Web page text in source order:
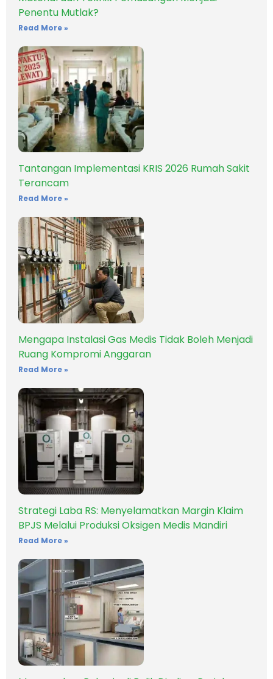
Penentu Mutlak?
Read More »
Tantangan Implementasi KRIS 2026 Rumah Sakit
Terancam
Read More »
Mengapa Instalasi Gas Medis Tidak Boleh Menjadi
Ruang Kompromi Anggaran
Read More »
Strategi Laba RS: Menyelamatkan Margin Klaim
BPJS Melalui Produksi Oksigen Medis Mandiri
Read More »